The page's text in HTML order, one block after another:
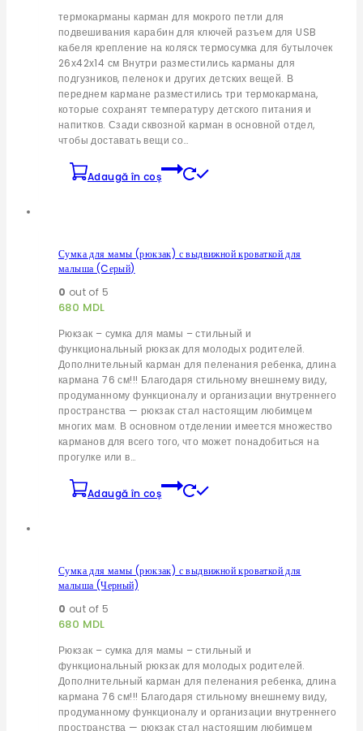
термокарманы карман для мокрого петли для
подвешивания карабин для ключей разъем для USB
кабеля крепление на коляск термосумка для бутылочек
26х42х14 см Внутри разместились карманы для
подгузников, пеленок и других детских вещей. В
переднем кармане разместились три термокармана,
которые сохранят температуру детского питания и
напитков. Сзади сквозной карман в основной отдел,
чтобы доставать вещи со…
Adaugă în coș
Сумка для мамы (рюкзак) с выдвижной кроваткой для
малыша (Cерый)
0 out of 5
680 MDL
Рюкзак – сумка для мамы – стильный и
функциональный рюкзак для молодых родителей.
Дополнительный карман для пеленания ребенка, длина
кармана 76 см!!! Благодаря стильному внешнему виду,
продуманному функционалу и организации внутреннего
пространства — рюкзак стал настоящим любимцем
многих мам. В основном отделении имеется множество
карманов для всего того, что может понадобиться на
прогулке или в…
Adaugă în coș
Сумка для мамы (рюкзак) с выдвижной кроваткой для
малыша (Черный)
0 out of 5
680 MDL
Рюкзак – сумка для мамы – стильный и
функциональный рюкзак для молодых родителей.
Дополнительный карман для пеленания ребенка, длина
кармана 76 см!!! Благодаря стильному внешнему виду,
продуманному функционалу и организации внутреннего
пространства — рюкзак стал настоящим любимцем